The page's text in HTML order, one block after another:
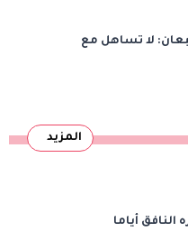
لا تساهل مع
المزيد
أياما